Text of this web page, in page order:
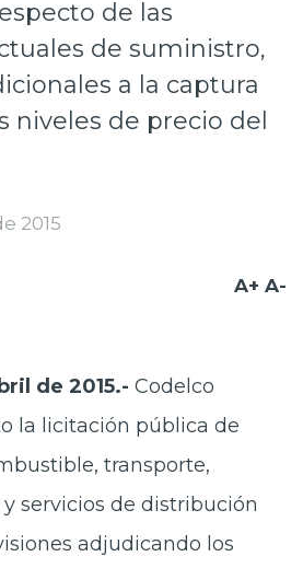
as
de las
de suministro,
a la captura
niveles de precio del
2015
A+ A-
de 2015.- Codelco
la licitación pública de
transporte,
servicios de distribución
adjudicando los